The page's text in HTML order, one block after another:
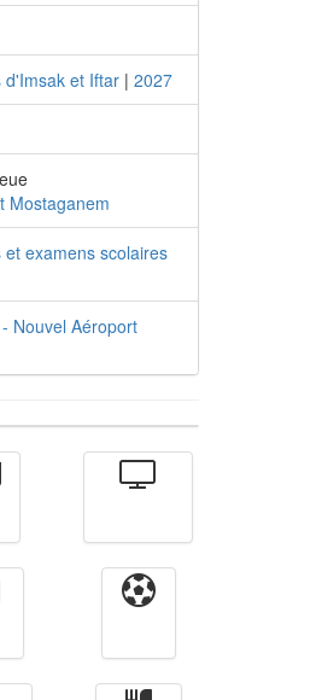
d'Imsak et Iftar | 2027
Mostaganem
examens scolaires
Nouvel Aéroport